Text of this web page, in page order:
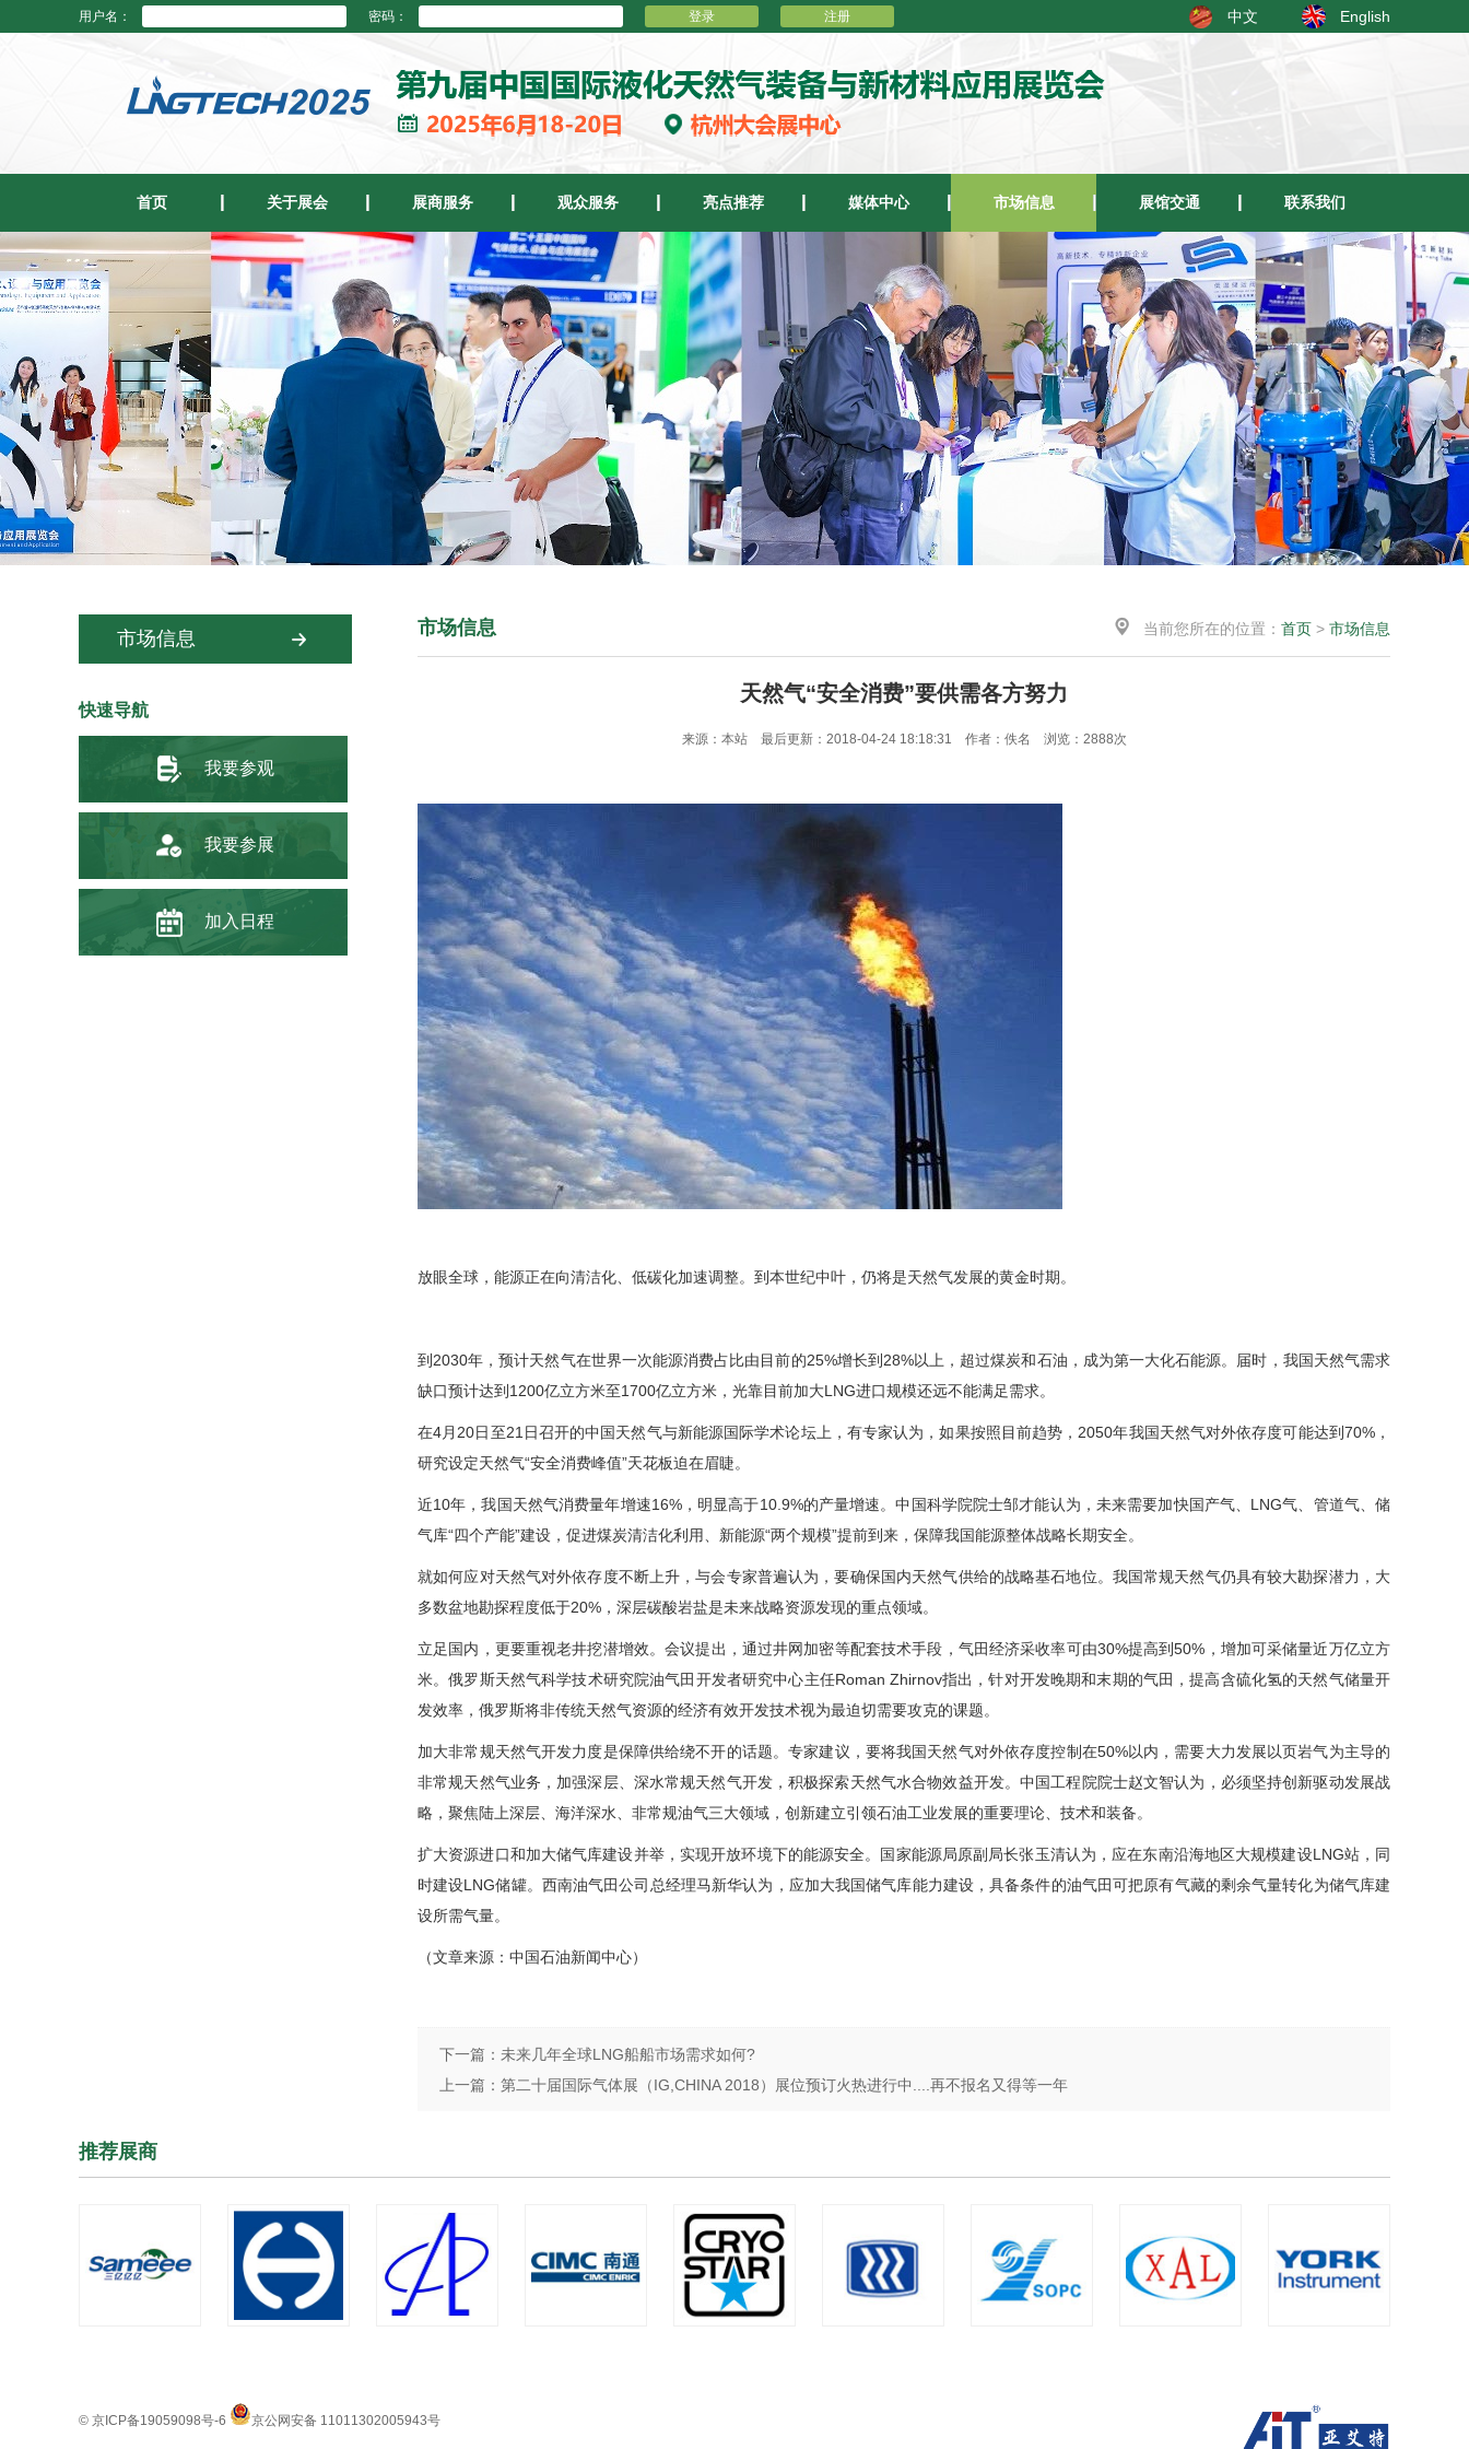
用户名： 密码： 登录 注册 中文 English
首页 关于展会 展商服务 观众服务 亮点推荐 媒体中心 市场信息 展馆交通 联系我们
市场信息
快速导航
我要参观
我要参展
加入日程
市场信息  当前您所在的位置： 首页 > 市场信息
天然气“安全消费”要供需各方努力
来源：本站 最后更新：2018-04-24 18:18:31 作者：佚名 浏览：2888次
放眼全球，能源正在向清洁化、低碳化加速调整。到本世纪中叶，仍将是天然气发展的黄金时期。
到2030年，预计天然气在世界一次能源消费占比由目前的25%增长到28%以上，超过煤炭和石油，成为第一大化石能源。届时，我国天然气需求
缺口预计达到1200亿立方米至1700亿立方米，光靠目前加大LNG进口规模还远不能满足需求。
在4月20日至21日召开的中国天然气与新能源国际学术论坛上，有专家认为，如果按照目前趋势，2050年我国天然气对外依存度可能达到70%，
研究设定天然气“安全消费峰值”天花板迫在眉睫。
近10年，我国天然气消费量年增速16%，明显高于10.9%的产量增速。中国科学院院士邹才能认为，未来需要加快国产气、LNG气、管道气、储
气库“四个产能”建设，促进煤炭清洁化利用、新能源“两个规模”提前到来，保障我国能源整体战略长期安全。
就如何应对天然气对外依存度不断上升，与会专家普遍认为，要确保国内天然气供给的战略基石地位。我国常规天然气仍具有较大勘探潜力，大
多数盆地勘探程度低于20%，深层碳酸岩盐是未来战略资源发现的重点领域。
立足国内，更要重视老井挖潜增效。会议提出，通过井网加密等配套技术手段，气田经济采收率可由30%提高到50%，增加可采储量近万亿立方
米。俄罗斯天然气科学技术研究院油气田开发者研究中心主任Roman Zhirnov指出，针对开发晚期和末期的气田，提高含硫化氢的天然气储量开
发效率，俄罗斯将非传统天然气资源的经济有效开发技术视为最迫切需要攻克的课题。
加大非常规天然气开发力度是保障供给绕不开的话题。专家建议，要将我国天然气对外依存度控制在50%以内，需要大力发展以页岩气为主导的
非常规天然气业务，加强深层、深水常规天然气开发，积极探索天然气水合物效益开发。中国工程院院士赵文智认为，必须坚持创新驱动发展战
略，聚焦陆上深层、海洋深水、非常规油气三大领域，创新建立引领石油工业发展的重要理论、技术和装备。
扩大资源进口和加大储气库建设并举，实现开放环境下的能源安全。国家能源局原副局长张玉清认为，应在东南沿海地区大规模建设LNG站，同
时建设LNG储罐。西南油气田公司总经理马新华认为，应加大我国储气库能力建设，具备条件的油气田可把原有气藏的剩余气量转化为储气库建
设所需气量。
（文章来源：中国石油新闻中心）
下一篇 ： 未来几年全球LNG船船市场需求如何?
上一篇 ： 第二十届国际气体展（IG,CHINA 2018）展位预订火热进行中....再不报名又得等一年
推荐展商
© 京ICP备19059098号-6 京公网安备 11011302005943号